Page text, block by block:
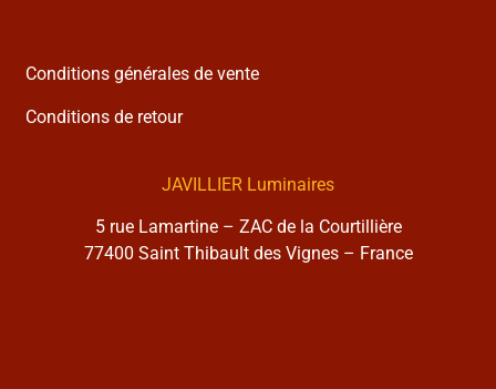
Conditions générales de vente
Conditions de retour
JAVILLIER Luminaires
5 rue Lamartine – ZAC de la Courtillière
77400 Saint Thibault des Vignes – France